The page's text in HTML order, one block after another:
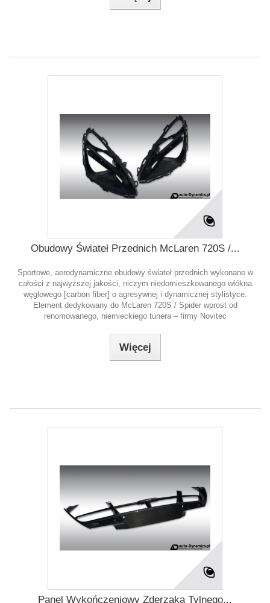
Obudowy Świateł Przednich McLaren 720S /...
Sportowe, aerodynamiczne obudowy świateł przednich wykonane w
całości z najwyższej jakości, niczym niedomieszkowanego włókna
węglowego [carbon fiber] o agresywnej i dynamicznej stylistyce.
Element dedykowany do McLaren 720S / Spider wprost od
renomowanego, niemieckiego tunera – firmy Novitec
Więcej
Panel Wykończeniowy Zderzaka Tylnego...